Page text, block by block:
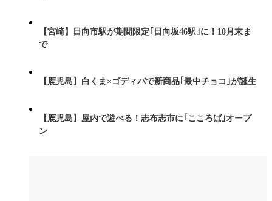
【宮崎】日向市駅が期間限定｢日向坂46駅｣に！10月末ま
で
【鹿児島】白くま×ゴディバで新商品｢最中チョコ｣が誕生
【鹿児島】屋内で遊べる！志布志市に｢こころば｣オープ
ン